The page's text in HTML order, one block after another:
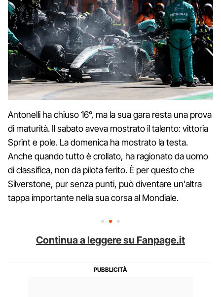
Antonelli ha chiuso 16°, ma la sua gara resta una prova
di maturità. Il sabato aveva mostrato il talento: vittoria
Sprint e pole. La domenica ha mostrato la testa.
Anche quando tutto è crollato, ha ragionato da uomo
di classifica, non da pilota ferito. È per questo che
Silverstone, pur senza punti, può diventare un'altra
tappa importante nella sua corsa al Mondiale.
Continua a leggere su Fanpage.it